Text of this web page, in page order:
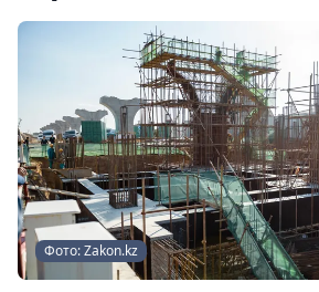
Фото: Zakon.kz